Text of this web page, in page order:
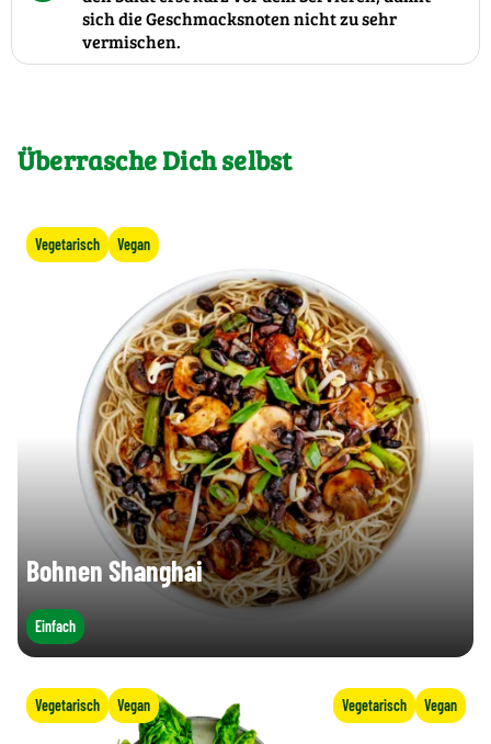
sich die Geschmacksnoten nicht zu sehr
vermischen.
Überrasche Dich selbst
Vegetarisch Vegan
Bohnen Shanghai
Einfach
Vegetarisch Vegan Vegetarisch Vegan